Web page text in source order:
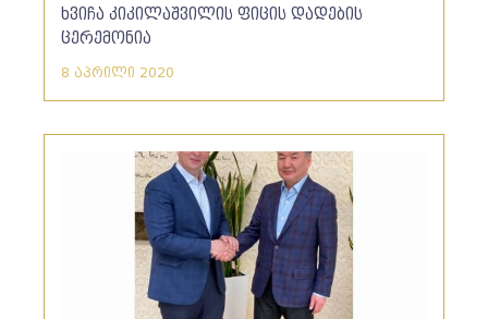
ხვიჩა კიკილაშვილის ფიცის დადების
ცერემონია
8 აპრილი 2020